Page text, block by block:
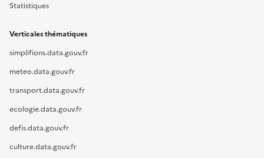
Statistiques
Verticales thématiques
simplifions.data.gouv.fr
meteo.data.gouv.fr
transport.data.gouv.fr
ecologie.data.gouv.fr
defis.data.gouv.fr
culture.data.gouv.fr